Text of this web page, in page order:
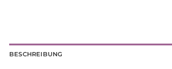
BESCHREIBUNG